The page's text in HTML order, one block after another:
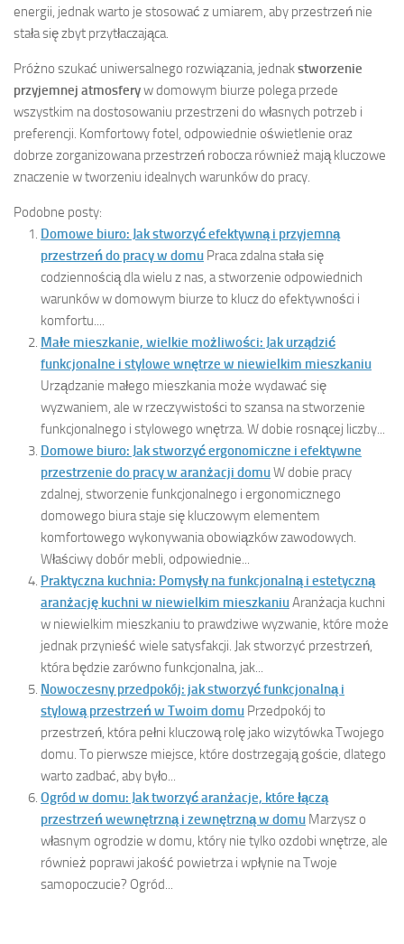
energii, jednak warto je stosować z umiarem, aby przestrzeń nie
stała się zbyt przytłaczająca.
Próżno szukać uniwersalnego rozwiązania, jednakstworzenie
przyjemnej atmosferyw domowym biurze polega przede
wszystkim na dostosowaniu przestrzeni do własnych potrzeb i
preferencji. Komfortowy fotel, odpowiednie oświetlenie oraz
dobrze zorganizowana przestrzeń robocza również mają kluczowe
znaczenie w tworzeniu idealnych warunków do pracy.
Podobne posty:
Domowe biuro: Jak stworzyć efektywną i przyjemną
przestrzeń do pracy w domu Praca zdalna stała się
codziennością dla wielu z nas, a stworzenie odpowiednich
warunków w domowym biurze to klucz do efektywności i
komfortu....
Małe mieszkanie, wielkie możliwości: Jak urządzić
funkcjonalne i stylowe wnętrze w niewielkim mieszkaniu
Urządzanie małego mieszkania może wydawać się
wyzwaniem, ale w rzeczywistości to szansa na stworzenie
funkcjonalnego i stylowego wnętrza. W dobie rosnącej liczby...
Domowe biuro: Jak stworzyć ergonomiczne i efektywne
przestrzenie do pracy w aranżacji domuW dobie pracy
zdalnej, stworzenie funkcjonalnego i ergonomicznego
domowego biura staje się kluczowym elementem
komfortowego wykonywania obowiązków zawodowych.
Właściwy dobór mebli, odpowiednie...
Praktyczna kuchnia: Pomysły na funkcjonalną i estetyczną
aranżację kuchni w niewielkim mieszkaniuAranżacja kuchni
w niewielkim mieszkaniu to prawdziwe wyzwanie, które może
jednak przynieść wiele satysfakcji. Jak stworzyć przestrzeń,
która będzie zarówno funkcjonalna, jak...
Nowoczesny przedpokój: jak stworzyć funkcjonalną i
stylową przestrzeń w Twoim domu Przedpokój to
przestrzeń, która pełni kluczową rolę jako wizytówka Twojego
domu. To pierwsze miejsce, które dostrzegają goście, dlatego
warto zadbać, aby było...
Ogród w domu: Jak tworzyć aranżacje, które łączą
przestrzeń wewnętrzną i zewnętrzną w domu Marzysz o
własnym ogrodzie w domu, który nie tylko ozdobi wnętrze, ale
również poprawi jakość powietrza i wpłynie na Twoje
samopoczucie? Ogród...